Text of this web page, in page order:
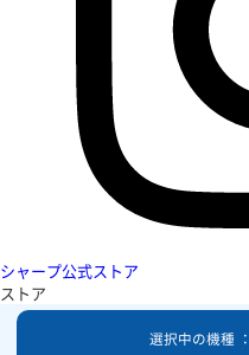
シャープ公式ストア
ストア
選択中の機種 ：